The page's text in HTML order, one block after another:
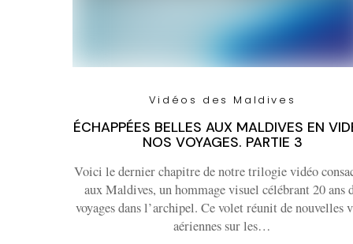
Vidéos des Maldives
ÉCHAPPÉES BELLES AUX MALDIVES EN
NOS VOYAGES. PARTIE 3
Voici le dernier chapitre de notre trilogie vidéo
aux Maldives, un hommage visuel célébrant 20 ans
voyages dans l’archipel. Ce volet réunit de nouvelles
aériennes sur les…